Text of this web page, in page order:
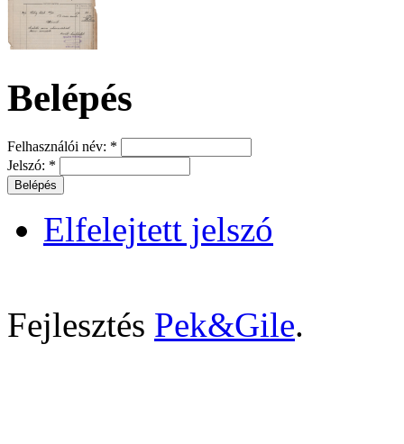
Belépés
Felhasználói név: *
Jelszó: *
Elfelejtett jelszó
Fejlesztés Pek&Gile.